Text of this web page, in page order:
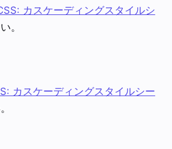
カスケーディングスタイルシ
。
カスケーディングスタイルシー